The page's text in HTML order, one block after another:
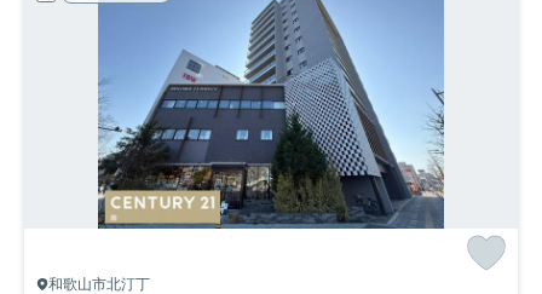
和歌山市北汀丁